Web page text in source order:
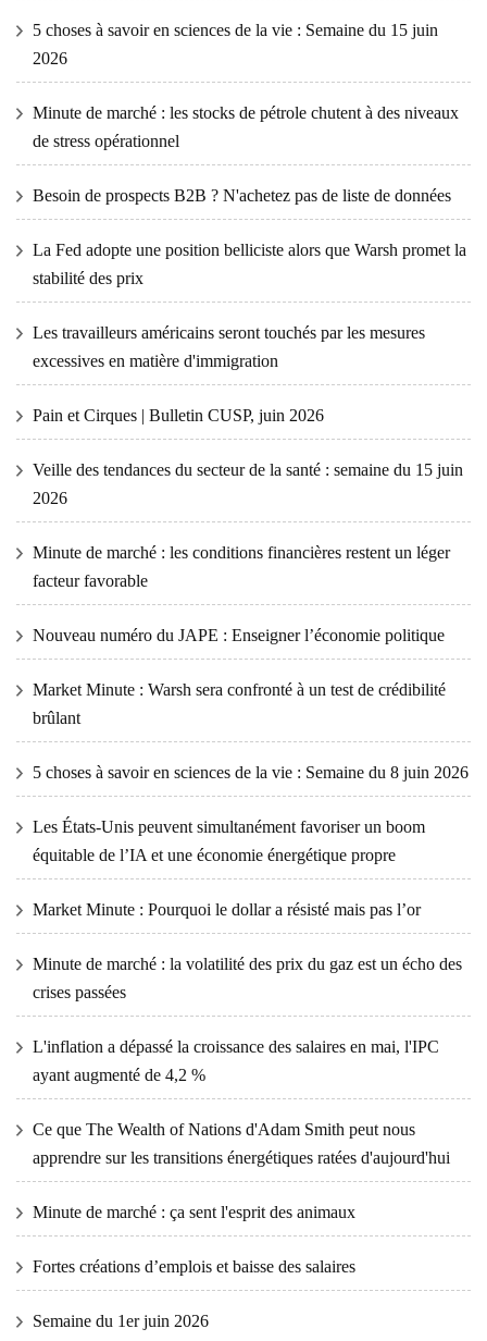
5 choses à savoir en sciences de la vie : Semaine du 15 juin
2026
Minute de marché : les stocks de pétrole chutent à des niveaux
de stress opérationnel
Besoin de prospects B2B ? N'achetez pas de liste de données
La Fed adopte une position belliciste alors que Warsh promet la
stabilité des prix
Les travailleurs américains seront touchés par les mesures
excessives en matière d'immigration
Pain et Cirques | Bulletin CUSP, juin 2026
Veille des tendances du secteur de la santé : semaine du 15 juin
2026
Minute de marché : les conditions financières restent un léger
facteur favorable
Nouveau numéro du JAPE : Enseigner l’économie politique
Market Minute : Warsh sera confronté à un test de crédibilité
brûlant
5 choses à savoir en sciences de la vie : Semaine du 8 juin 2026
Les États-Unis peuvent simultanément favoriser un boom
équitable de l’IA et une économie énergétique propre
Market Minute : Pourquoi le dollar a résisté mais pas l’or
Minute de marché : la volatilité des prix du gaz est un écho des
crises passées
L'inflation a dépassé la croissance des salaires en mai, l'IPC
ayant augmenté de 4,2 %
Ce que The Wealth of Nations d'Adam Smith peut nous
apprendre sur les transitions énergétiques ratées d'aujourd'hui
Minute de marché : ça sent l'esprit des animaux
Fortes créations d’emplois et baisse des salaires
Semaine du 1er juin 2026